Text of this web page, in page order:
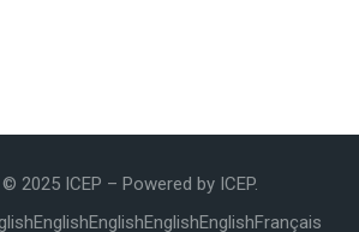
2025 ICEP – Powered by ICEP.
EnglishEnglishEnglishEnglishFrançais